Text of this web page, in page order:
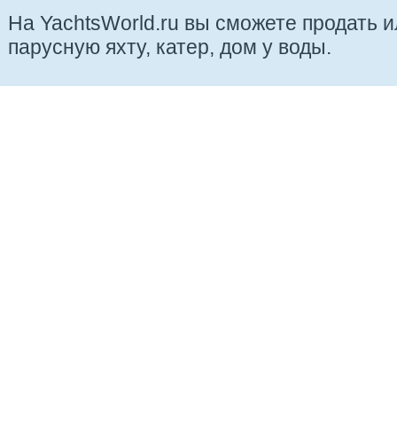
На YachtsWorld.ru вы сможете продать
парусную яхту, катер, дом у воды.